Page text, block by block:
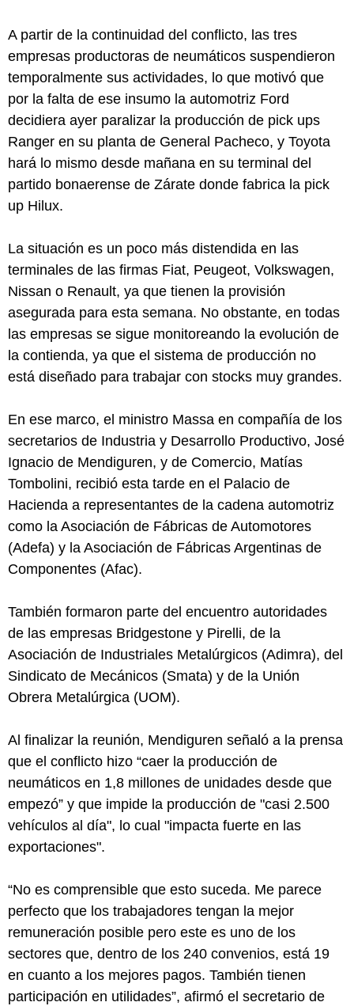
A partir de la continuidad del conflicto, las tres
empresas productoras de neumáticos suspendieron
temporalmente sus actividades, lo que motivó que
por la falta de ese insumo la automotriz Ford
decidiera ayer paralizar la producción de pick ups
Ranger en su planta de General Pacheco, y Toyota
hará lo mismo desde mañana en su terminal del
partido bonaerense de Zárate donde fabrica la pick
up Hilux.
La situación es un poco más distendida en las
terminales de las firmas Fiat, Peugeot, Volkswagen,
Nissan o Renault, ya que tienen la provisión
asegurada para esta semana. No obstante, en todas
las empresas se sigue monitoreando la evolución de
la contienda, ya que el sistema de producción no
está diseñado para trabajar con stocks muy grandes.
En ese marco, el ministro Massa en compañía de los
secretarios de Industria y Desarrollo Productivo, José
Ignacio de Mendiguren, y de Comercio, Matías
Tombolini, recibió esta tarde en el Palacio de
Hacienda a representantes de la cadena automotriz
como la Asociación de Fábricas de Automotores
(Adefa) y la Asociación de Fábricas Argentinas de
Componentes (Afac).
También formaron parte del encuentro autoridades
de las empresas Bridgestone y Pirelli, de la
Asociación de Industriales Metalúrgicos (Adimra), del
Sindicato de Mecánicos (Smata) y de la Unión
Obrera Metalúrgica (UOM).
Al finalizar la reunión, Mendiguren señaló a la prensa
que el conflicto hizo “caer la producción de
neumáticos en 1,8 millones de unidades desde que
empezó” y que impide la producción de "casi 2.500
vehículos al día", lo cual "impacta fuerte en las
exportaciones".
“No es comprensible que esto suceda. Me parece
perfecto que los trabajadores tengan la mejor
remuneración posible pero este es uno de los
sectores que, dentro de los 240 convenios, está 19
en cuanto a los mejores pagos. También tienen
participación en utilidades”, afirmó el secretario de